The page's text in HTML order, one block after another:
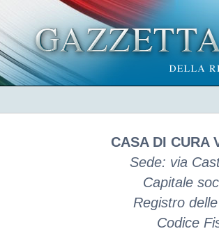
CASA DI CURA
Sede: via
Capitale
Registro
Codice